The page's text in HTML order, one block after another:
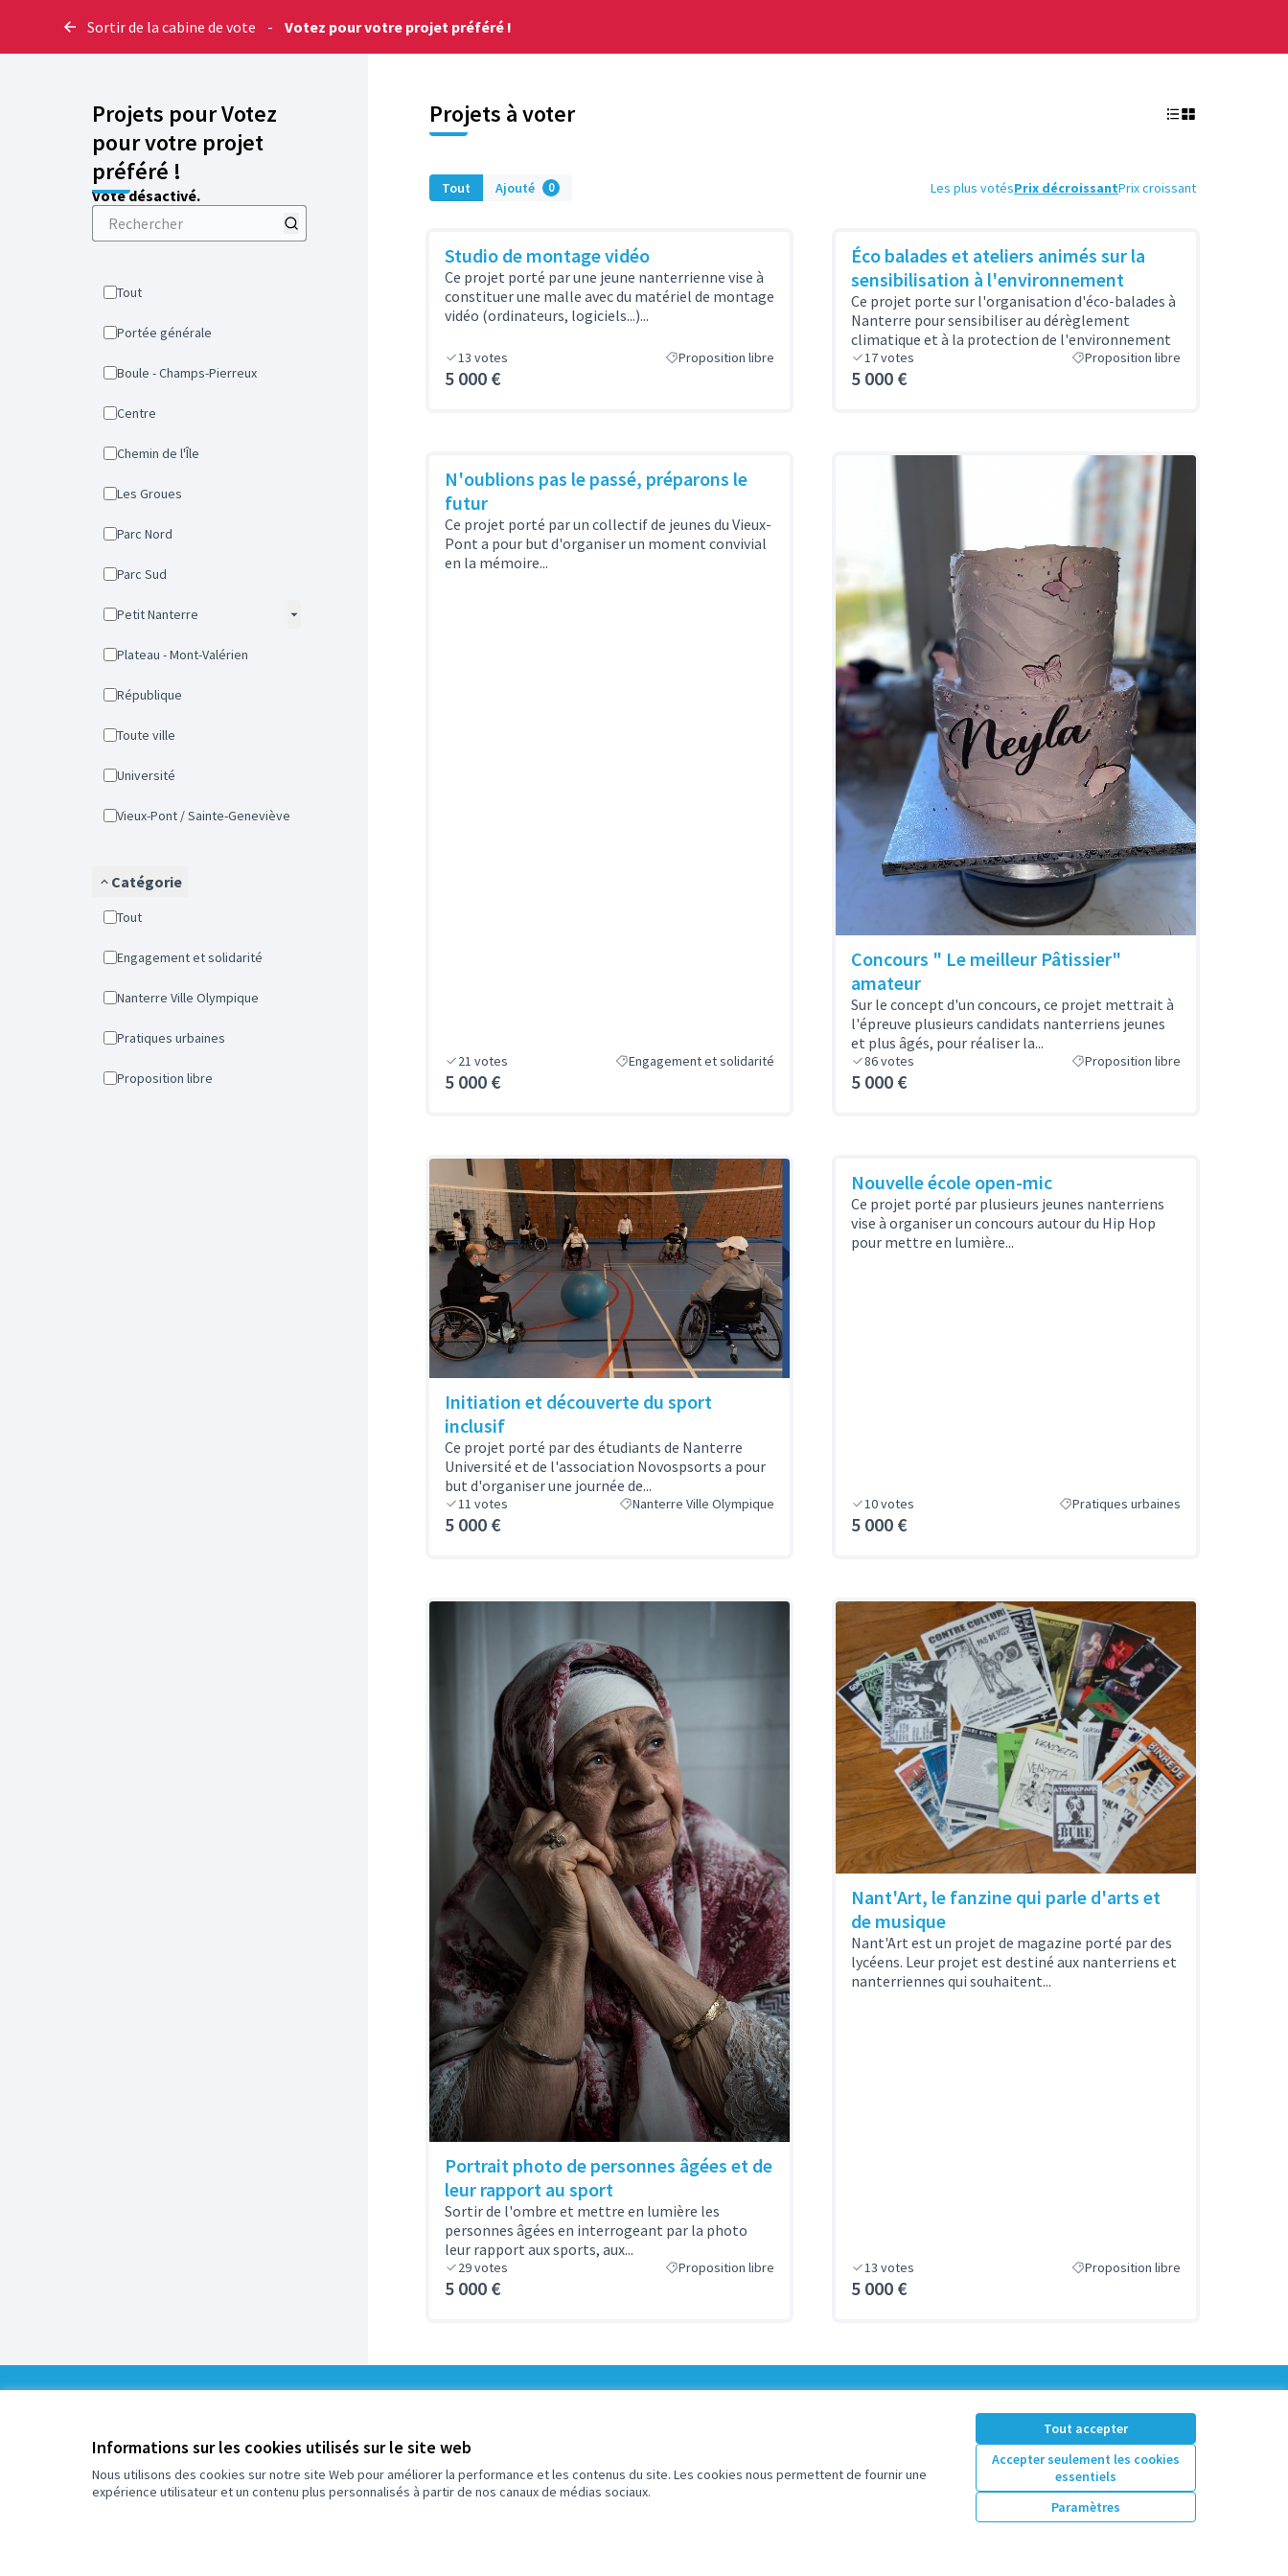
Informations sur les cookies utilisés sur le site web
Nous utilisons des cookies sur notre site Web pour améliorer la performance et les contenus du site. Les cookies nous permettent de fournir une
expérience utilisateur et un contenu plus personnalisés à partir de nos canaux de médias sociaux.
Tout accepter
Accepter seulement les cookies
essentiels
Paramètres
Sortir de la cabine de vote - Votez pour votre projet préféré !
Projets pour Votez
pour votre projet
préféré !
Vote désactivé.
Tout
Portée générale
Boule - Champs-Pierreux
Centre
Chemin de l'Île
Les Groues
Parc Nord
Parc Sud
Petit Nanterre
Plateau - Mont-Valérien
République
Toute ville
Université
Vieux-Pont / Sainte-Geneviève
Catégorie
Tout
Engagement et solidarité
Nanterre Ville Olympique
Pratiques urbaines
Proposition libre
Projets à voter
Tout Ajouté 0 Les plus votésPrix décroissantPrix croissant
Studio de montage vidéo
Ce projet porté par une jeune nanterrienne vise à
constituer une malle avec du matériel de montage
vidéo (ordinateurs, logiciels...)...
13 votes Proposition libre
5 000 €
Éco balades et ateliers animés sur la
sensibilisation à l'environnement
Ce projet porte sur l'organisation d'éco-balades à
Nanterre pour sensibiliser au dérèglement
climatique et à la protection de l'environnement
17votes Proposition libre
5 000 €
N'oublions pas le passé, préparons le
futur
Ce projet porté par un collectif de jeunes du Vieux-
Pont a pour but d'organiser un moment convivial
en la mémoire...
21 votes Engagement et solidarité
5 000 €
Concours " Le meilleur Pâtissier"
amateur
Sur le concept d'un concours, ce projet mettrait à
l'épreuve plusieurs candidats nanterriens jeunes
et plus âgés, pour réaliser la...
86votes Proposition libre
5 000 €
Initiation et découverte du sport
inclusif
Ce projet porté par des étudiants de Nanterre
Université et de l'association Novospsorts a pour
but d'organiser une journée de...
11 votes Nanterre Ville Olympique
5 000 €
Nouvelle école open-mic
Ce projet porté par plusieurs jeunes nanterriens
vise à organiser un concours autour du Hip Hop
pour mettre en lumière...
10votes Pratiques urbaines
5 000 €
Portrait photo de personnes âgées et de
leur rapport au sport
Sortir de l'ombre et mettre en lumière les
personnes âgées en interrogeant par la photo
leur rapport aux sports, aux...
29votes Proposition libre
5 000 €
Nant'Art, le fanzine qui parle d'arts et
de musique
Nant'Art est un projet de magazine porté par des
lycéens. Leur projet est destiné aux nanterriens et
nanterriennes qui souhaitent...
13 votes Proposition libre
5 000 €
Assigné